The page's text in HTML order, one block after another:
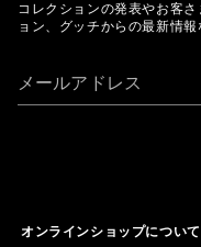
コレクションの発表やお客
ョン、グッチからの最新情
メールアドレス
オンラインショップについて